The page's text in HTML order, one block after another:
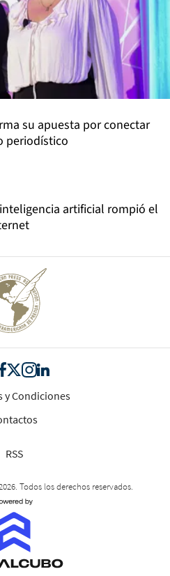
su apuesta por conectar
periodístico
artificial rompió el
y Condiciones
RSS
Todos los derechos reservados.